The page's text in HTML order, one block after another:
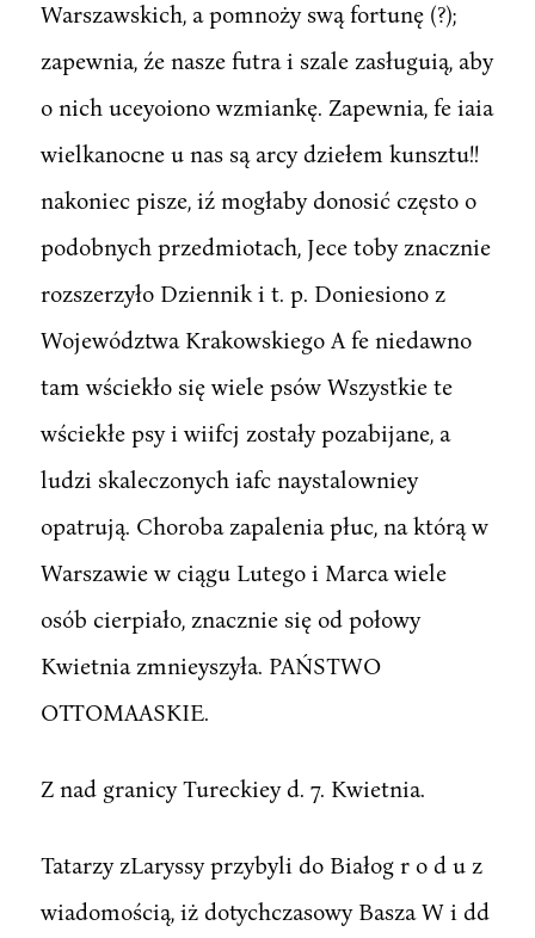
Warszawskich, a pomnoży swą fortunę (?);
zapewnia, źe nasze futra i szale zasługuią, aby
o nich uceyoiono wzmiankę. Zapewnia, fe iaia
wielkanocne u nas są arcy dziełem kunsztu!!
nakoniec pisze, iź mogłaby donosić często o
podobnych przedmiotach, Jece toby znacznie
rozszerzyło Dziennik i t. p. Doniesiono z
Województwa Krakowskiego A fe niedawno
tam wściekło się wiele psów Wszystkie te
wściekłe psy i wiifcj zostały pozabijane, a
ludzi skaleczonych iafc naystalowniey
opatrują. Choroba zapalenia płuc, na którą w
Warszawie w ciągu Lutego i Marca wiele
osób cierpiało, znacznie się od połowy
Kwietnia zmnieyszyła. PAŃSTWO
OTTOMAASKIE.
Z nad granicy Tureckiey d. 7. Kwietnia.
Tatarzy zLaryssy przybyli do Białog r o d u z
wiadomością, iż dotychczasowy Basza W i dd